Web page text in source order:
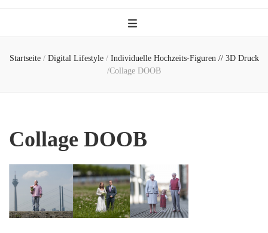
Startseite / Digital Lifestyle / Individuelle Hochzeits-Figuren // 3D Druck
/Collage DOOB
Collage DOOB